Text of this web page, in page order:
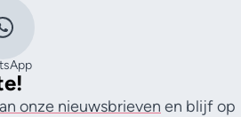
onze nieuwsbrieven en blijf op